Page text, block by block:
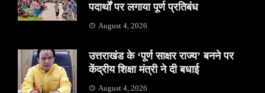
पदार्थों पर लगाया पूर्ण प्रतिबंध
August 4, 2026
उत्तराखंड के ‘पूर्ण साक्षर राज्य’ बनने पर
केंद्रीय शिक्षा मंत्री ने दी बधाई
August 4, 2026